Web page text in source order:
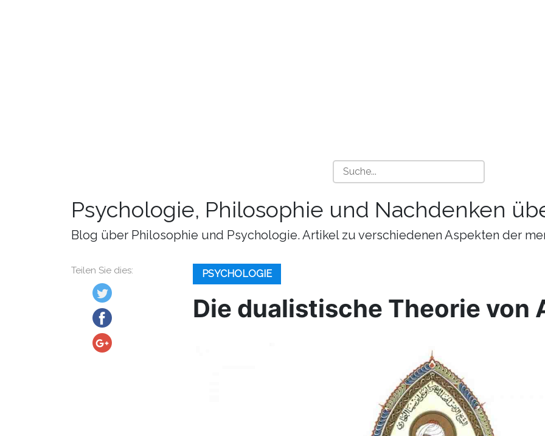
Psychologie, Philosophie und Nachdenken
Blog über Philosophie und Psychologie. Artikel zu verschiedenen Aspekten der
Teilen Sie dies: PSYCHOLOGIE
Die dualistische Theorie von